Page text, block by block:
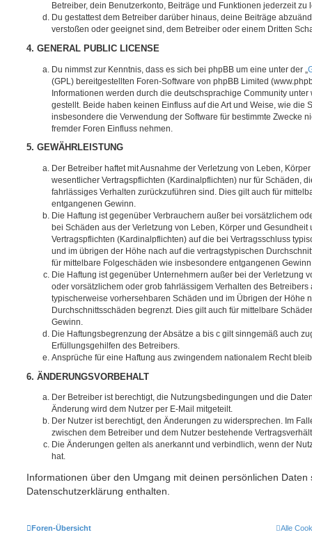
Betreiber, dein Benutzerkonto, Beiträge und Funktionen jederzeit zu
Du gestattest dem Betreiber darüber hinaus, deine Beiträge
verstoßen oder geeignet sind, dem Betreiber oder einem Dritten
4. GENERAL PUBLIC LICENSE
Du nimmst zur Kenntnis, dass es sich bei phpBB um eine unter der „
(GPL) bereitgestellten Foren-Software von phpBB Limited
Informationen werden durch die deutschsprachige Community unter
gestellt. Beide haben keinen Einfluss auf die Art und Weise, wie die
insbesondere die Verwendung der Software für bestimmte Zwecke
fremder Foren Einfluss nehmen.
5. GEWÄHRLEISTUNG
Der Betreiber haftet mit Ausnahme der Verletzung von Leben,
wesentlicher Vertragspflichten (Kardinalpflichten) nur für Schäden,
fahrlässiges Verhalten zurückzuführen sind. Dies gilt auch für
entgangenen Gewinn.
Die Haftung ist gegenüber Verbrauchern außer bei vorsätzlichem
bei Schäden aus der Verletzung von Leben, Körper und
Vertragspflichten (Kardinalpflichten) auf die bei Vertragsschluss
und im übrigen der Höhe nach auf die vertragstypischen
für mittelbare Folgeschäden wie insbesondere entgangenen
Die Haftung ist gegenüber Unternehmern außer bei der Verletzung
oder vorsätzlichem oder grob fahrlässigem Verhalten des Betreibers
typischerweise vorhersehbaren Schäden und im Übrigen der Höhe
Durchschnittsschäden begrenzt. Dies gilt auch für mittelbare
Gewinn.
Die Haftungsbegrenzung der Absätze a bis c gilt sinngemäß auch
Erfüllungsgehilfen des Betreibers.
Ansprüche für eine Haftung aus zwingendem nationalem Recht
6. ÄNDERUNGSVORBEHALT
Der Betreiber ist berechtigt, die Nutzungsbedingungen und die
Änderung wird dem Nutzer per E-Mail mitgeteilt.
Der Nutzer ist berechtigt, den Änderungen zu widersprechen. Im
zwischen dem Betreiber und dem Nutzer bestehende
Die Änderungen gelten als anerkannt und verbindlich, wenn der
hat.
Informationen über den Umgang mit deinen persönlichen Daten
Datenschutzerklärung enthalten.
Foren-Übersicht Alle